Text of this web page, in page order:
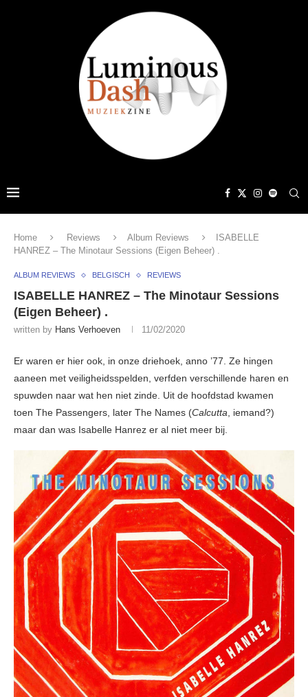
Home Reviews Album Reviews
ISABELLE
HANREZ – The Minotaur Sessions (Eigen Beheer) .
ALBUM REVIEWS BELGISCH REVIEWS
ISABELLE HANREZ – The Minotaur Sessions
(Eigen Beheer) .
written by Hans Verhoeven 11/02/2020
Er waren er hier ook, in onze driehoek, anno ’77. Ze hingen
aaneen met veiligheidsspelden, verfden verschillende haren en
spuwden naar wat hen niet zinde. Uit de hoofdstad kwamen
toen The Passengers, later The Names (Calcutta, iemand?)
maar dan was Isabelle Hanrez er al niet meer bij.